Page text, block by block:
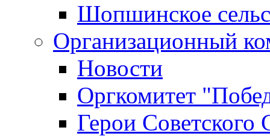
Шопшинское
Организационный
Новости
Оргкомитет
Герои Советского